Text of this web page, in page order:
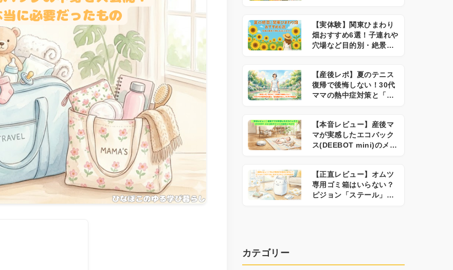
【実体験】関東ひまわり
畑おすすめ6選！子連れや
穴場など目的別・絶景ス
【産後レポ】夏のテニス
復帰で後悔しない！30代
ママの熱中症対策と「絶
【本音レビュー】産後マ
マが実感したエコバック
ス(DEEBOT mini)のメリ
【正直レビュー】オムツ
専用ゴミ箱はいらない？
ピジョン「ステール」の
カテゴリー